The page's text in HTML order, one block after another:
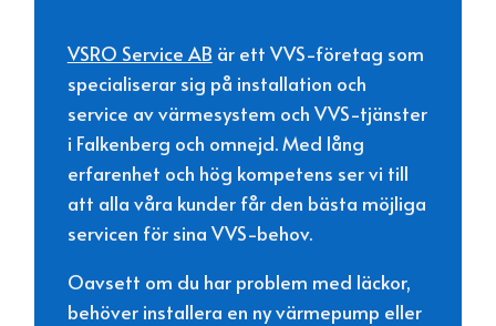
VSRO Service AB är ett VVS-företag som
specialiserar sig på installation och
service av värmesystem och VVS-tjänster
i Falkenberg och omnejd. Med lång
erfarenhet och hög kompetens ser vi till
att alla våra kunder får den bästa möjliga
servicen för sina VVS-behov.
Oavsett om du har problem med läckor,
behöver installera en ny värmepump eller